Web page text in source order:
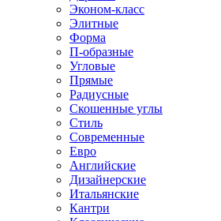
Эконом-класс
Элитные
Форма
П-образные
Угловые
Прямые
Радиусные
Скошенные углы
Стиль
Современные
Евро
Английские
Дизайнерские
Итальянские
Кантри